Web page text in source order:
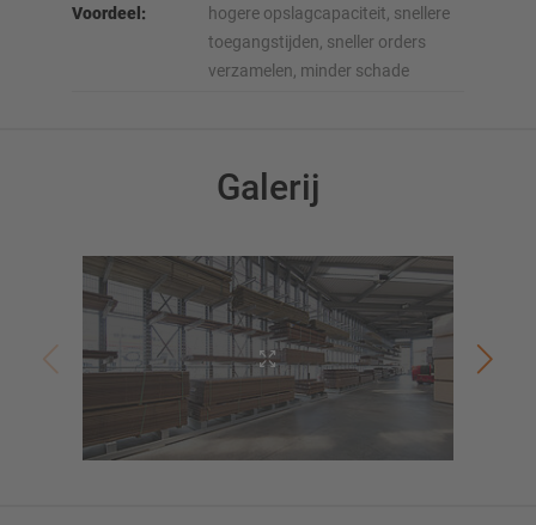
Voordeel:
hogere opslagcapaciteit, snellere
toegangstijden, sneller orders
verzamelen, minder schade
Galerij